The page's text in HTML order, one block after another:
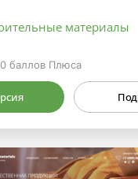
материалы
баллов Плюса